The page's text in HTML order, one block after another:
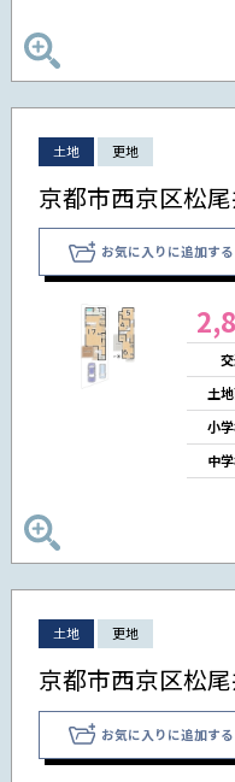
土地 更地
京都市西京区松
お気に入りに追加する
土
小
中
土地 更地
京都市西京区松
お気に入りに追加する